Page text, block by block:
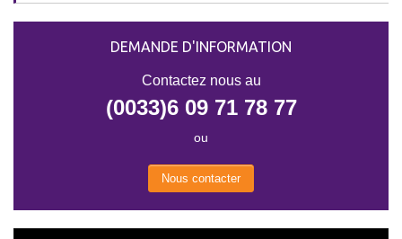
DEMANDE D'INFORMATION
Contactez nous au
(0033)6 09 71 78 77
ou
Nous contacter